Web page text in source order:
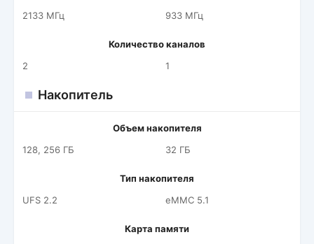
2133 МГц
933 МГц
Количество каналов
2
1
Накопитель
Объем накопителя
128, 256 ГБ
32 ГБ
Тип накопителя
UFS 2.2
eMMC 5.1
Карта памяти